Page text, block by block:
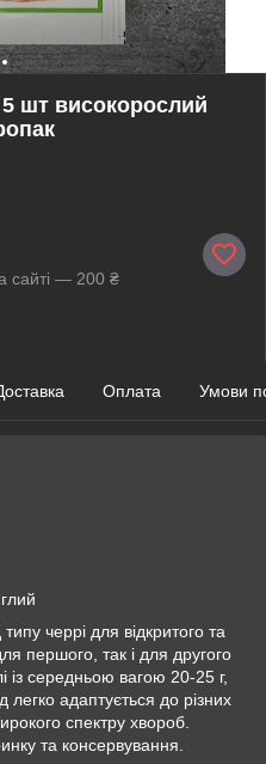
5 шт високорослий
сайті — 200 ₴
Оплата Умови
черрі для відкритого та
першого, так і для другого
із середньою вагою 20-25 г,
легко адаптується до різних
спектру хвороб.
та консервування.